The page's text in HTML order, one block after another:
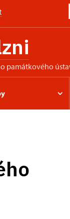
památkového